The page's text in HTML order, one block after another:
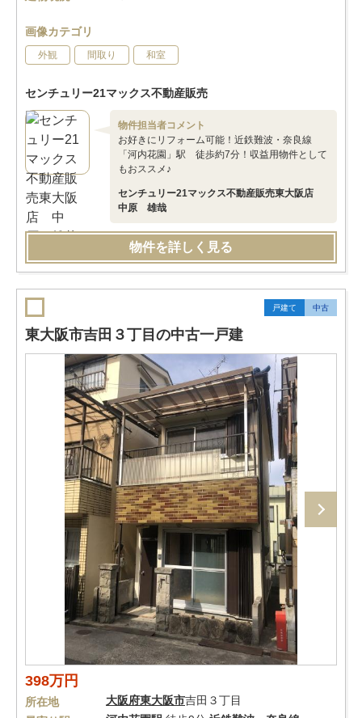
画像カテゴリ
外観 間取り 和室
センチュリー21マックス不動産販売
物件担当者コメント
お好きにリフォーム可能！近鉄難波・奈良線
「河内花園」駅 徒歩約7分！収益用物件として
もおススメ♪
センチュリー21マックス不動産販売東大阪店
中原 雄哉
物件を詳しく見る
戸建て 中古
東大阪市吉田３丁目の中古一戸建
398万円
所在地 大阪府東大阪市吉田３丁目